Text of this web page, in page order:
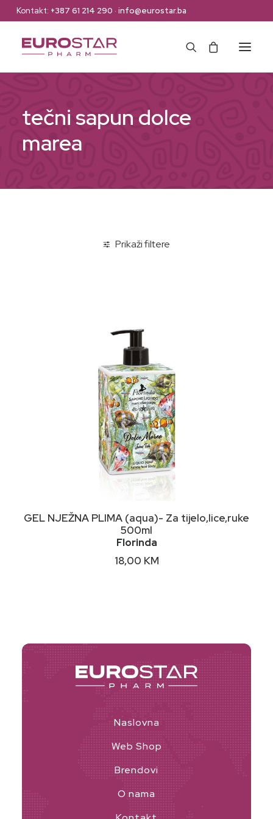
Kontakt: +387 61 214 290 · info@eurostar.ba
Naslovna
Brendovi
tečni sapun dolce
marea
Prikaži filtere
DODAJ U KORPU
GEL NJEŽNA PLIMA (aqua)- Za tijelo,lice,ruke
500ml
Florinda
18,00 KM
Naslovna
Web Shop
Brendovi
O nama